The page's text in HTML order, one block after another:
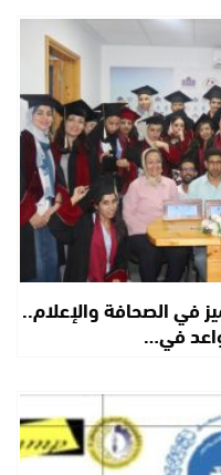
في الصحافة والإعلام..
في…